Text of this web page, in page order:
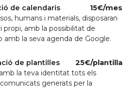
de calendaris
15€/mes
humans i materials, disposaran
propi, amb la possibilitat de
amb la seva agenda de Google.
de plantilles
25€/plantilla
la teva identitat tots els
generats per la